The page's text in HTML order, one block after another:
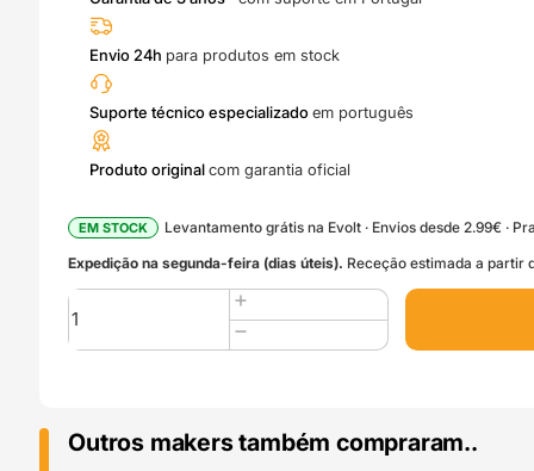
Envio 24h para produtos em stock
Suporte técnico especializadoem português
Produto originalcom garantia oficial
EM STOCK
Levantamento grátis na Evolt · Envios desde 2.99€ ·
Expedição na segunda-feira (dias úteis). Receção estimada a partir
Quantidade
de
PTFE
(H2
Series)
Outros makers também compraram..